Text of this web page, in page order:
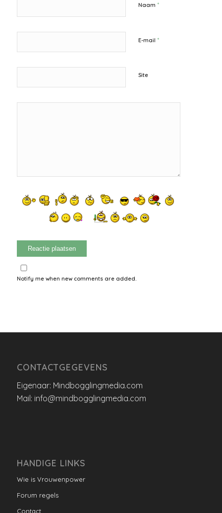
Naam *
E-mail *
Site
Notify me when new comments are added.
CONTACTGEGEVENS
Eigenaar: Mindbogglingmedia.com
Mail: info@mindbogglingmedia.com
HANDIGE LINKS
Wie is Vrouwenpower
Forum regels
Contact